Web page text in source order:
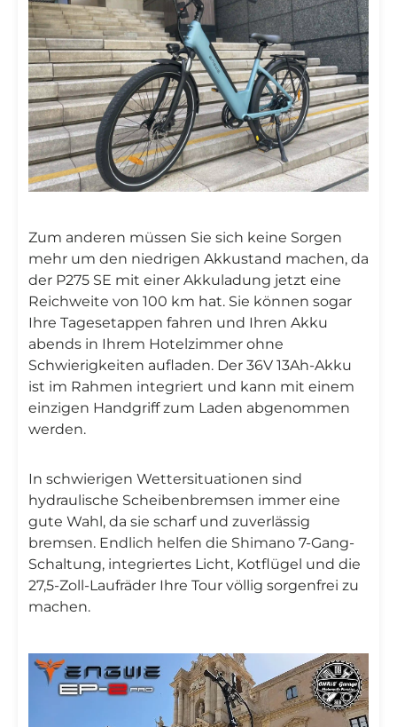
Zum anderen müssen Sie sich keine Sorgen
mehr um den niedrigen Akkustand machen, da
der P275 SE mit einer Akkuladung jetzt eine
Reichweite von 100 km hat. Sie können sogar
Ihre Tagesetappen fahren und Ihren Akku
abends in Ihrem Hotelzimmer ohne
Schwierigkeiten aufladen. Der 36V 13Ah-Akku
ist im Rahmen integriert und kann mit einem
einzigen Handgriff zum Laden abgenommen
werden.
In schwierigen Wettersituationen sind
hydraulische Scheibenbremsen immer eine
gute Wahl, da sie scharf und zuverlässig
bremsen. Endlich helfen die Shimano 7-Gang-
Schaltung, integriertes Licht, Kotflügel und die
27,5-Zoll-Laufräder Ihre Tour völlig sorgenfrei zu
machen.